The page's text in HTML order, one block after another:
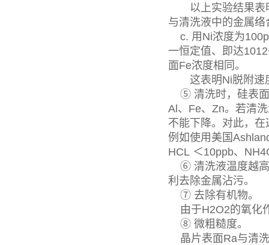
以上实验结果表明
与清洗液中的金属
c. 用Ni浓度为
一恒定值、即达
面Fe浓度相同。
这表明Ni脱附速
⑤ 清洗时，硅表面
Al、Fe、Zn。若清
不能下降。对此，
例如使用美国
HCL ＜10ppb、
⑥ 清洗液温度越高
利去除金属沾污。
⑦ 去除有机物。
由于H2O2的氧化
⑧ 微粗糙度。
晶片表面Ra与清洗